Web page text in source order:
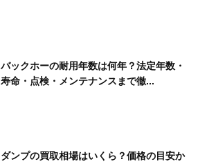
バックホーの耐用年数は何年？法定年数・
寿命・点検・メンテナンスまで徹...
ダンプの買取相場はいくら？価格の目安か